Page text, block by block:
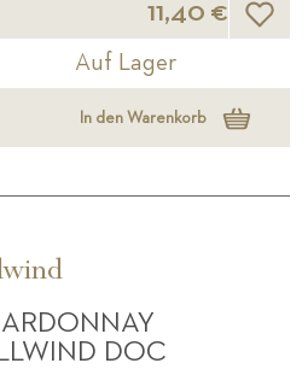
11,40 €
Auf Lager
In den Warenkorb
DOC